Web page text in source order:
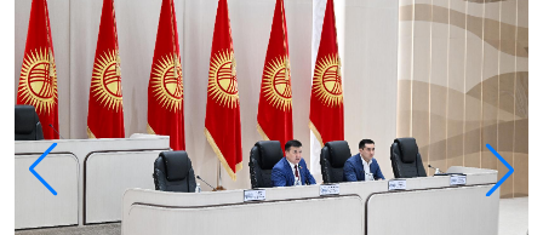
Эл.почта: kattar@kenesh.kg